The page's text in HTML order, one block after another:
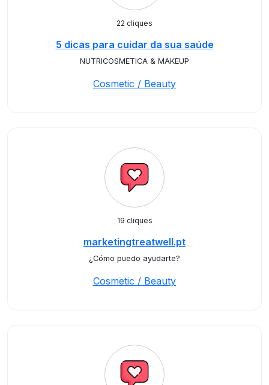
22 cliques
5 dicas para cuidar da sua saúde
NUTRICOSMETICA & MAKEUP
Cosmetic / Beauty
19 cliques
marketingtreatwell.pt
¿Cómo puedo ayudarte?
Cosmetic / Beauty